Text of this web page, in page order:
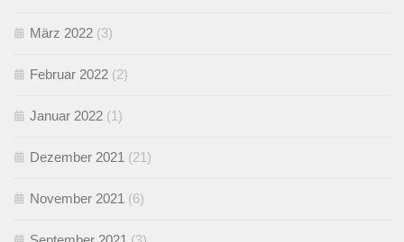
März 2022 (3)
Februar 2022 (2)
Januar 2022 (1)
Dezember 2021 (21)
November 2021 (6)